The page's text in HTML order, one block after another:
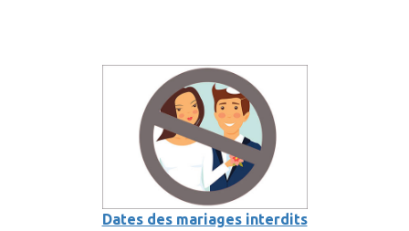
Dates des mariages interdits